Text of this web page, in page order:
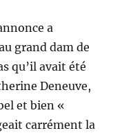
a
grand dam de
qu’il avait été
Deneuve,
et bien «
carrément la